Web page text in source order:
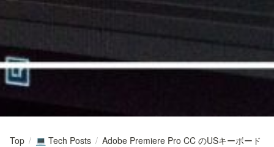
Top / 💻 Tech Posts / Adobe Premiere Pro CC のUSキーボード